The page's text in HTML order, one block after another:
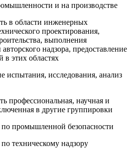
и на производстве
в области инженерных
проектирования,
выполнения
надзора, предоставление
в этих областях
исследования, анализ
профессиональная, научная и
в другие группировки
промышленной безопасности
техническому надзору